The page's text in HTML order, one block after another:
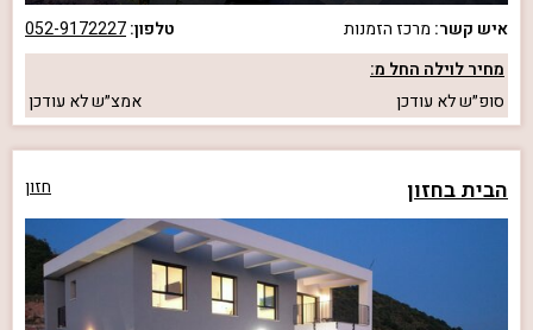
איש קשר: מרכז הזמנות טלפון:052-9172227
מחיר לוילה החל מ:
סופ״שלא עודכן אמצ״שלא עודכן
הבית בחזון חזון